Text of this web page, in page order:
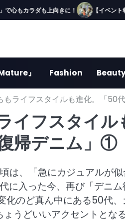
上向きに！ 【イベント報告①】読者＆
』 Fashion
もライフスタイルも進化。「50
イフスタイ
帰デニム」①
は、「急にカジュアルが
に入った今、再び「デニム
化のど真ん中にある50代
うどいいアクセントとな